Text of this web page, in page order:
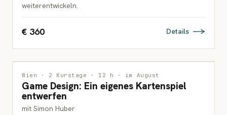
weiterentwickeln.
€ 360 Details
INTERDISZIPLINÄR
JUGENDLICHE & ERWACHSENE
Wien · 2 Kurstage · 12 h · im August
Game Design: Ein eigenes Kartenspiel
entwerfen
mit Simon Huber